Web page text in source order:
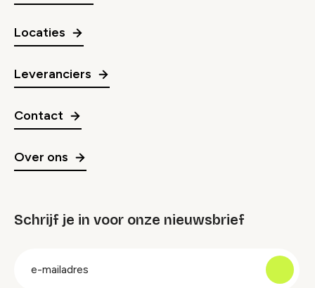
Locaties
Leveranciers
Contact
Over ons
Schrijf je in voor onze nieuwsbrief